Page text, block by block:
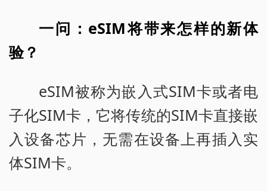
一问：eSIM将带来怎样的新体
验？
eSIM被称为嵌入式SIM卡或者电
子化SIM卡，它将传统的SIM卡直接嵌
入设备芯片，无需在设备上再插入实
体SIM卡。